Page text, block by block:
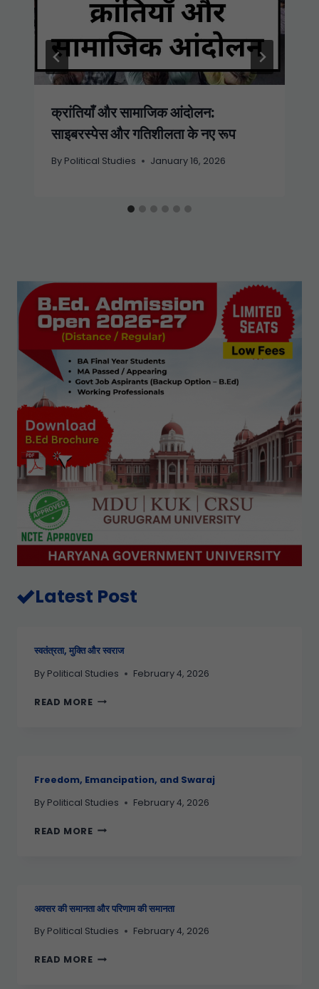
क्रांतियाँ और सामाजिक आंदोलन:
साइबरस्पेस और गतिशीलता के नए रूप
By Political Studies January 16, 2026
Latest Post
स्वतंत्रता, मुक्ति और स्वराज
By Political Studies February 4, 2026
READ MORE
Freedom, Emancipation, and Swaraj
By Political Studies February 4, 2026
READ MORE
अवसर की समानता और परिणाम की समानता
By Political Studies February 4, 2026
READ MORE